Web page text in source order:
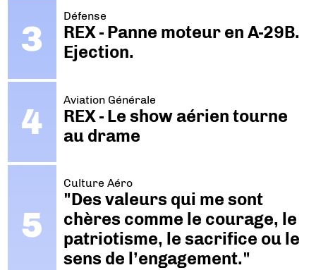
Défense
REX - Panne moteur en A-29B.
Ejection.
Aviation Générale
REX - Le show aérien tourne
au drame
Culture Aéro
"Des valeurs qui me sont
chères comme le courage, le
patriotisme, le sacrifice ou le
sens de l’engagement."